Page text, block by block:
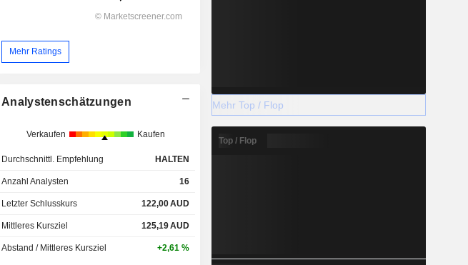
Mehr Ratings
Analystenschätzungen
Verkaufen Kaufen
Durchschnittl. Empfehlung HALTEN
Anzahl Analysten 16
Letzter Schlusskurs 122,00AUD
Mittleres Kursziel 125,19AUD
Abstand / Mittleres Kursziel +2,61 %
Mehr Top / Flop
Top / Flop